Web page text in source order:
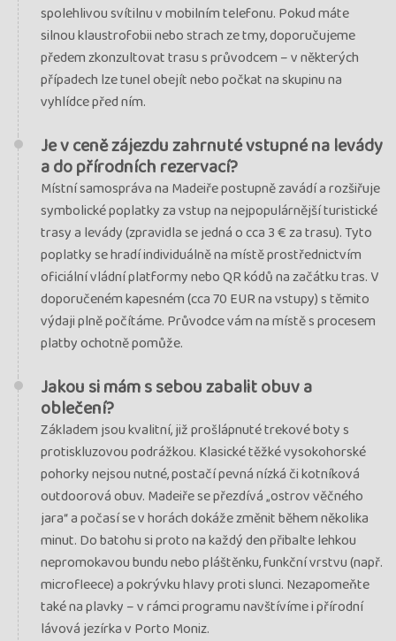
spolehlivou svítilnu v mobilním telefonu. Pokud máte
silnou klaustrofobii nebo strach ze tmy, doporučujeme
předem zkonzultovat trasu s průvodcem – v některých
případech lze tunel obejít nebo počkat na skupinu na
vyhlídce před ním.
Je v ceně zájezdu zahrnuté vstupné na levády
a do přírodních rezervací?
Místní samospráva na Madeiře postupně zavádí a rozšiřuje
symbolické poplatky za vstup na nejpopulárnější turistické
trasy a levády (zpravidla se jedná o cca 3 € za trasu). Tyto
poplatky se hradí individuálně na místě prostřednictvím
oficiální vládní platformy nebo QR kódů na začátku tras. V
doporučeném kapesném (cca 70 EUR na vstupy) s těmito
výdaji plně počítáme. Průvodce vám na místě s procesem
platby ochotně pomůže.
Jakou si mám s sebou zabalit obuv a
oblečení?
Základem jsou kvalitní, již prošlápnuté trekové boty s
protiskluzovou podrážkou. Klasické těžké vysokohorské
pohorky nejsou nutné, postačí pevná nízká či kotníková
outdoorová obuv. Madeiře se přezdívá „ostrov věčného
jara“ a počasí se v horách dokáže změnit během několika
minut. Do batohu si proto na každý den přibalte lehkou
nepromokavou bundu nebo pláštěnku, funkční vrstvu (např.
microfleece) a pokrývku hlavy proti slunci. Nezapomeňte
také na plavky – v rámci programu navštívíme i přírodní
lávová jezírka v Porto Moniz.